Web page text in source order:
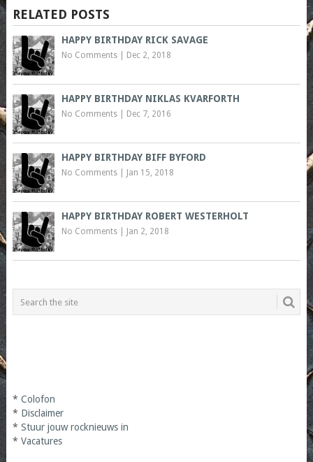
RELATED POSTS
HAPPY BIRTHDAY RICK SAVAGE
No Comments| Dec 2, 2018
HAPPY BIRTHDAY NIKLAS KVARFORTH
No Comments| Dec 7, 2016
HAPPY BIRTHDAY BIFF BYFORD
No Comments| Jan 15, 2018
HAPPY BIRTHDAY ROBERT WESTERHOLT
No Comments| Jan 2, 2018
* Colofon
* Disclaimer
* Stuur jouw rocknieuws in
* Vacatures